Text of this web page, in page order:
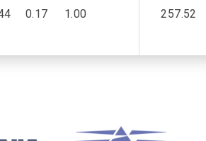
0.17 1.00 257.52